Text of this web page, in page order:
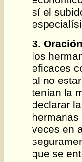
sí el
3.
los
eficaces
al no
tenían la
declarar
veces en
que se